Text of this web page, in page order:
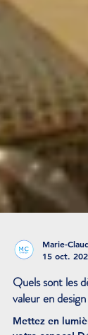
Marie-
15 oct.